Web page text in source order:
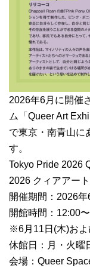
2026年6月に開催
ム「Queer Art
で東京・南青山に
す。
Tokyo Pride 2026
2026 クィアアー
開催期間：2026
開館時間：12:00
※6月11日(木)およ
休館日：月・火曜
会場：Queer